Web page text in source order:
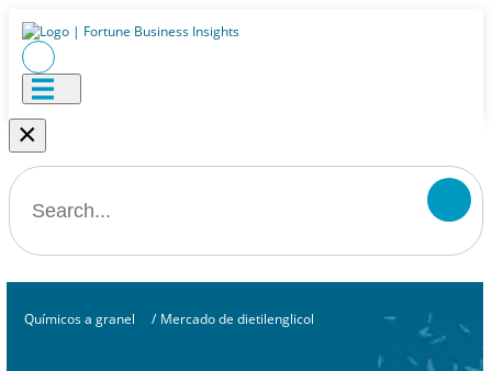
×
Químicos a granel / Mercado de dietilenglicol